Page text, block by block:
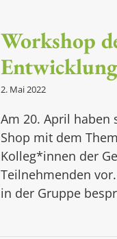
Workshop
2. Mai 2022
Am 20. April haben
Shop mit dem
Kolleg*innen der
Teilnehmenden
in der Gruppe